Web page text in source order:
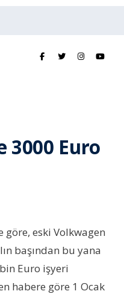
3000 Euro
eski Volkwagen
başından bu yana
Euro işyeri
habere göre 1 Ocak